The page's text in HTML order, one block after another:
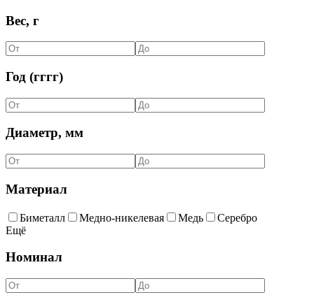
Вес, г
Год (гггг)
Диаметр, мм
Материал
Биметалл Медно-никелевая Медь
Серебро
Ещё
Номинал